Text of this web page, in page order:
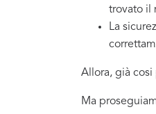
trovato il
La
Allora, già
Ma